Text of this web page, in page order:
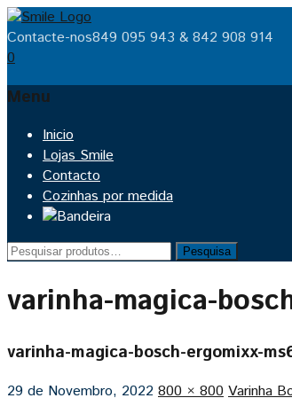
Contacte-nos849 095 943 & 842 908 914
0
Menu
Skip
content
Inicio
Lojas Smile
Contacto
Cozinhas por medida
Pesquisar
Pesquisa
varinha-magica-
varinha-magica-bosch-ergomixx-
29 de Novembro, 2022 800 × 800 Varinha